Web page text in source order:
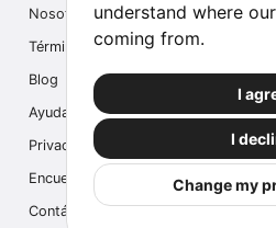
understand where
coming from.
I
I
Change my
Nosotros
Términos
Blog
Ayuda
Privacidad
Encuesta
Contáctanos